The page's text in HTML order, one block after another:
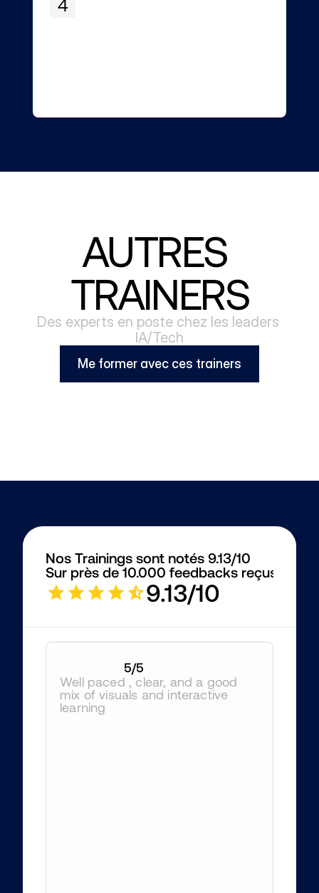
4
AUTRES
TRAINERS
Des experts en poste chez les leaders
IA/Tech
Me former avec ces trainers
Nos Trainings sont notés 9.13/10
Sur près de 10.000 feedbacks reçus
9.13/10
5/5
Well paced , clear, and a good
mix of visuals and interactive
learning